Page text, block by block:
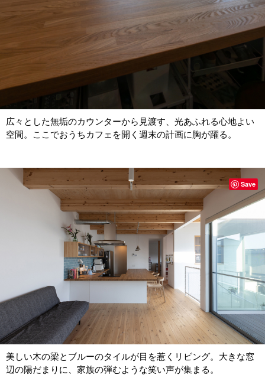
広々とした無垢のカウンターから見渡す、光あふれる心地よい
空間。ここでおうちカフェを開く週末の計画に胸が躍る。
美しい木の梁とブルーのタイルが目を惹くリビング。大きな窓
辺の陽だまりに、家族の弾むような笑い声が集まる。
Save